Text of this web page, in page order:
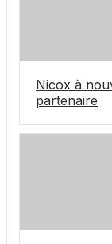
Nicox à
partenaire